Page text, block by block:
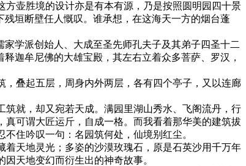
壶胜境的设计亦是有本有源，乃是按照圆明园四十景
垣断壁任人慨叹。谁承想，在这海天一方的烟台蓬
学派创始人、大成至圣先师孔夫子及其弟子四圣十二
迦牟尼佛的大雄宝殿，其左右立着众多菩萨、罗汉，
叠起五层，周身内外两层，各有四个亭子，又以连廊
就，却又宛若天成。满园里湖山秀水、飞阁流丹，行
可谓大匠运斤，自成一格。而我看着那华美的建筑拔
住吟叹一句：名园筑何处，仙境别红尘。
天地灵光；多姿的沙漠玫瑰石，原是石英沙用千万年
天地变幻而衍生出的神奇故事。